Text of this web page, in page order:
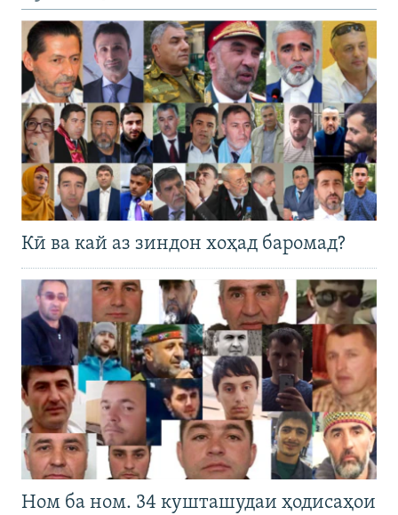
Кӣ ва кай аз зиндон хоҳад баромад?
Ном ба ном. 34 кушташудаи ҳодисаҳои